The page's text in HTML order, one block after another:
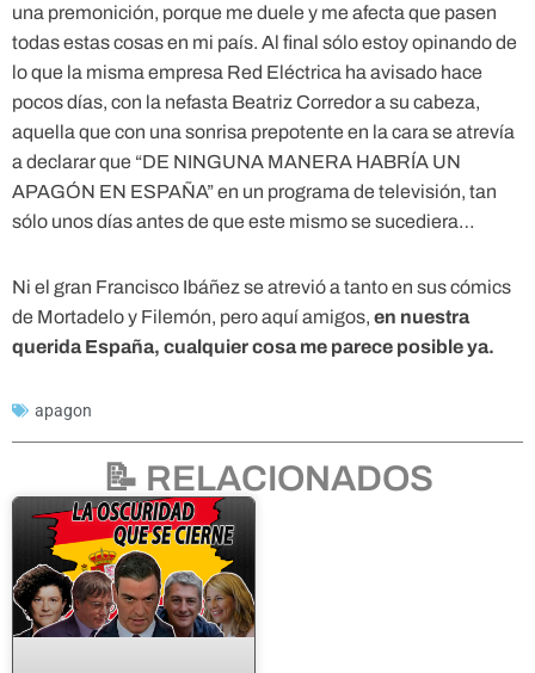
una premonición, porque me duele y me afecta que pasen
todas estas cosas en mi país. Al final sólo estoy opinando de
lo que la misma empresa Red Eléctrica ha avisado hace
pocos días, con la nefasta Beatriz Corredor a su cabeza,
aquella que con una sonrisa prepotente en la cara se atrevía
a declarar que “DE NINGUNA MANERA HABRÍA UN
APAGÓN EN ESPAÑA” en un programa de televisión, tan
sólo unos días antes de que este mismo se sucediera…
Ni el gran Francisco Ibáñez se atrevió a tanto en sus cómics
de Mortadelo y Filemón, pero aquí amigos, en nuestra
querida España, cualquier cosa me parece posible ya.
apagon
📝 RELACIONADOS